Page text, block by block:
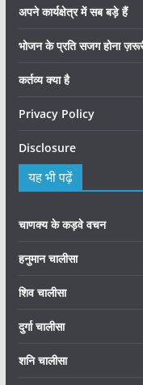
अपने कार्यक्षेत्र में सब बड़े हैं
भोजन के प्रति सजग होना
कर्तव्य क्या है
Privacy Policy
Disclosure
यह भी पढ़ें
चाणक्य के कड़वे वचन
हनुमान चालीसा
शिव चालीसा
दुर्गा चालीसा
शनि चालीसा